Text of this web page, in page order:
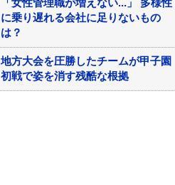
「女性管理職が増えない...」 多様性
に乗り遅れる会社に足りないもの
は？
地方大会を圧勝したチームが甲子園
初戦で姿を消す残酷な根拠